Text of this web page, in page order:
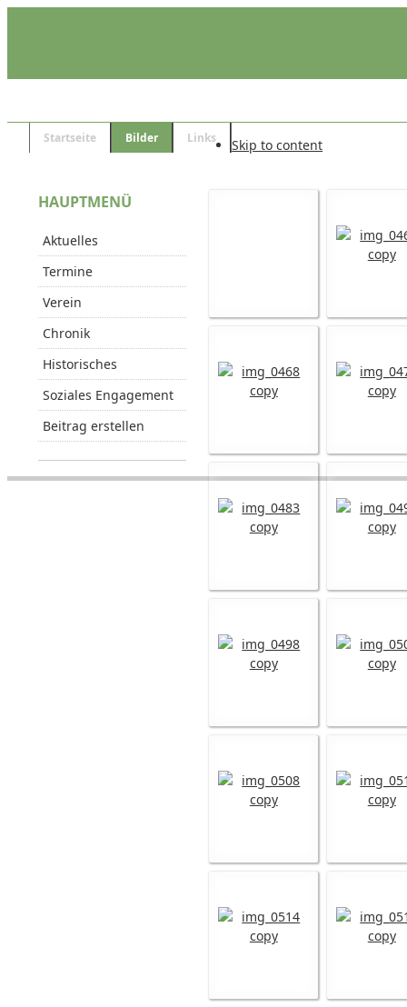
Startseite Bilder Links Skip to content
HAUPTMENÜ
Aktuelles
Termine
Verein
Chronik
Historisches
Soziales Engagement
Beitrag erstellen